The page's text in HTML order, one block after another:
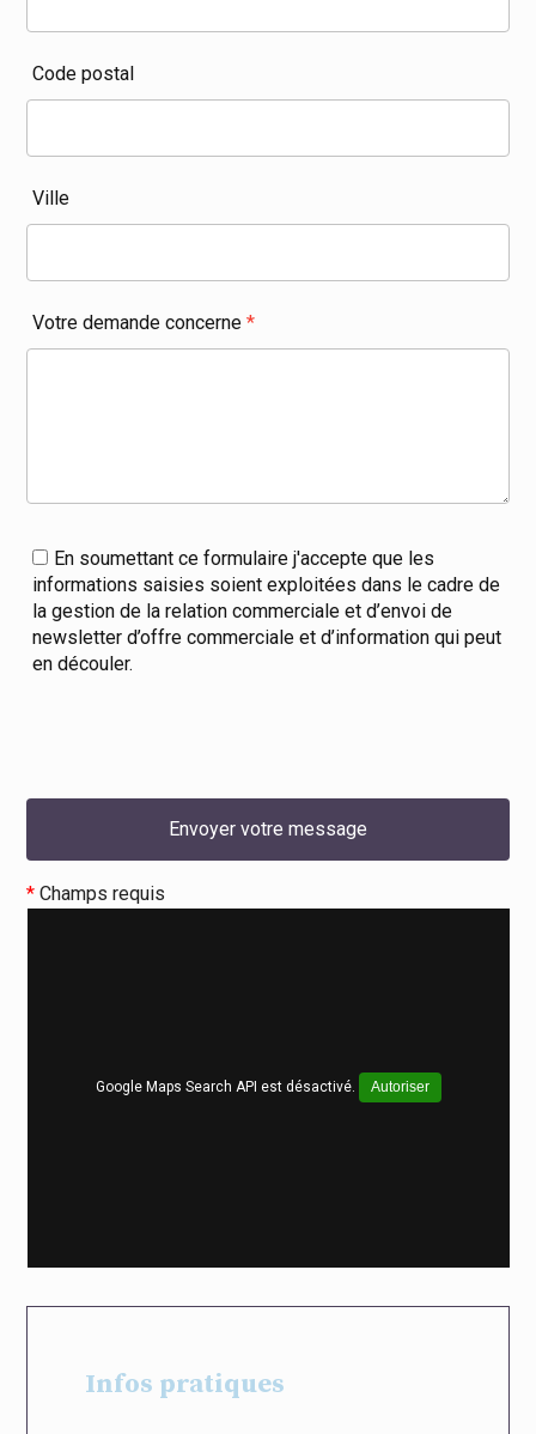
Code postal
Ville
Votre demande concerne*
En soumettant ce formulaire j'accepte que les
informations saisies soient exploitées dans le cadre de
la gestion de la relation commerciale et d’envoi de
newsletter d’offre commerciale et d’information qui peut
en découler.
* Champs requis
Google Maps Search API est désactivé. Autoriser
Infos pratiques